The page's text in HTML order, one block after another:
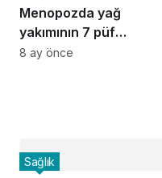
Menopozda yağ
yakımının 7 püf
noktası!
8 ay önce
Sağlık